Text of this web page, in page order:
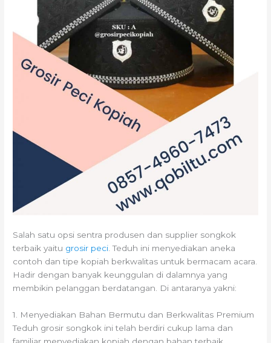
Salah satu opsi sentra produsen dan supplier songkok
terbaik yaitu grosir peci. Teduh ini menyediakan aneka
contoh dan tipe kopiah berkwalitas untuk bermacam acara.
Hadir dengan banyak keunggulan di dalamnya yang
membikin pelanggan berdatangan. Di antaranya yakni:
1. Menyediakan Bahan Bermutu dan Berkwalitas Premium
Teduh grosir songkok ini telah berdiri cukup lama dan